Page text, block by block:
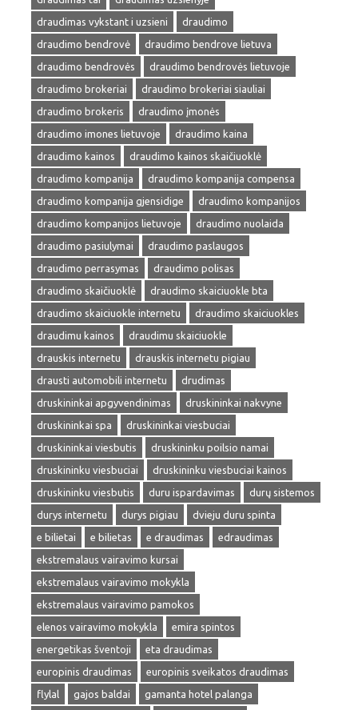
draudimas vykstant i uzsieni
draudimo
draudimo bendrovė
draudimo bendrove lietuva
draudimo bendrovės
draudimo bendrovės lietuvoje
draudimo brokeriai
draudimo brokeriai siauliai
draudimo brokeris
draudimo įmonės
draudimo imones lietuvoje
draudimo kaina
draudimo kainos
draudimo kainos skaičiuoklė
draudimo kompanija
draudimo kompanija compensa
draudimo kompanija gjensidige
draudimo kompanijos
draudimo kompanijos lietuvoje
draudimo nuolaida
draudimo pasiulymai
draudimo paslaugos
draudimo perrasymas
draudimo polisas
draudimo skaičiuoklė
draudimo skaiciuokle bta
draudimo skaiciuokle internetu
draudimo skaiciuokles
draudimu kainos
draudimu skaiciuokle
drauskis internetu
drauskis internetu pigiau
drausti automobili internetu
drudimas
druskininkai apgyvendinimas
druskininkai nakvyne
druskininkai spa
druskininkai viesbuciai
druskininkai viesbutis
druskininku poilsio namai
druskininku viesbuciai
druskininku viesbuciai kainos
druskininku viesbutis
duru ispardavimas
durų sistemos
durys internetu
durys pigiau
dvieju duru spinta
e bilietai
e bilietas e draudimas
edraudimas
ekstremalaus vairavimo kursai
ekstremalaus vairavimo mokykla
ekstremalaus vairavimo pamokos
elenos vairavimo mokykla
emira spintos
energetikas šventoji
eta draudimas
europinis draudimas
europinis sveikatos draudimas
flylal
gajos baldai
gamanta hotel palanga